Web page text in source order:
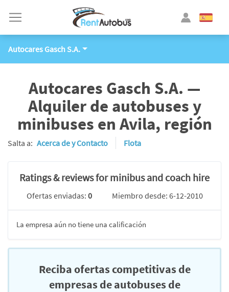
Autocares Gasch S.A.
Autocares Gasch S.A. —
Alquiler de autobuses y
minibuses en Avila, región
Salta a: Acerca de y Contacto Flota
Ratings & reviews for minibus and coach hire
Ofertas enviadas: 0 Miembro desde: 6-12-2010
La empresa aún no tiene una calificación
Reciba ofertas competitivas de
empresas de autobuses de